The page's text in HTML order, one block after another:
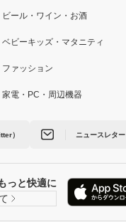
ビール・ワイン・お酒
ベビーキッズ・マタニティ
ファッション
家電・PC・周辺機器
） ニュースレター
っと快適に